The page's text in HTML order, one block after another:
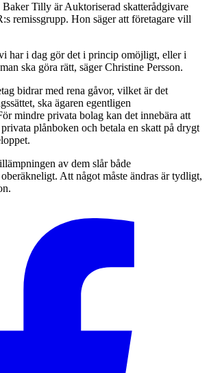
Baker Tilly är Auktoriserad skatterådgivare
remissgrupp. Hon säger att företagare vill
har i dag gör det i princip omöjligt, eller i
ska göra rätt, säger Christine Persson.
bidrar med rena gåvor, vilket är det
ska ägaren egentligen
mindre privata bolag kan det innebära att
plånboken och betala en skatt på drygt
av dem slår både
Att något måste ändras är tydligt,